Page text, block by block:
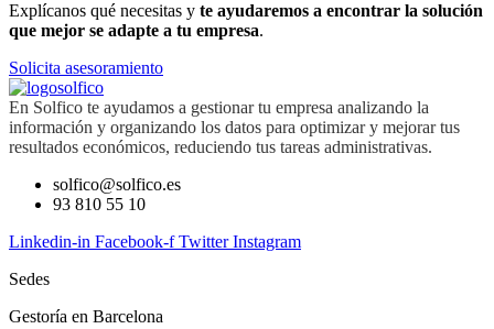
Explícanos qué necesitas y te ayudaremos a encontrar la solución
que mejor se adapte a tu empresa.
Solicita asesoramiento
En Solfico te ayudamos a gestionar tu empresa analizando la
información y organizando los datos para optimizar y mejorar tus
resultados económicos, reduciendo tus tareas administrativas.
solfico@solfico.es
93 810 55 10
Linkedin-in Facebook-f Twitter Instagram
Sedes
Gestoría en Barcelona